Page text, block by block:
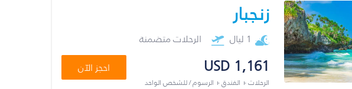
زنجبار
1 ليال الرحلات متضمنة
USD 1,161
الرحلات + الفندق + الرسوم / للشخص الواحد
احجز الآن